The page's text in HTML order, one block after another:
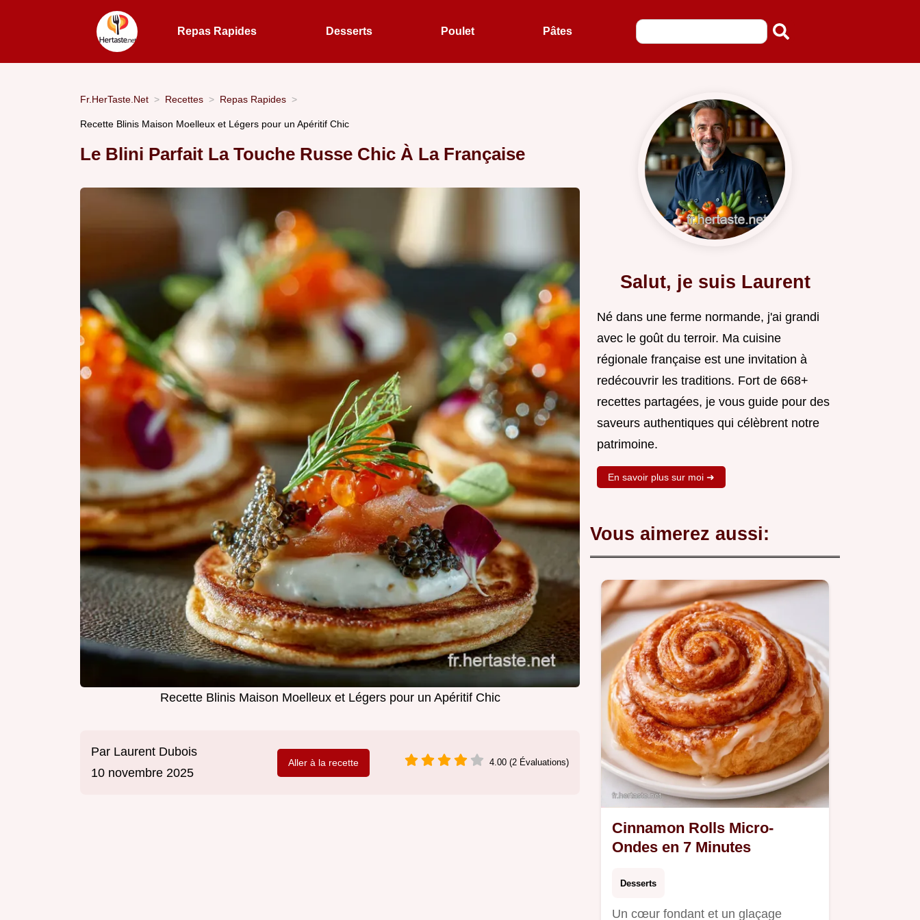
Repas Rapides Desserts Poulet Pâtes
Fr.HerTaste.Net Recettes Repas Rapides
Recette Blinis Maison Moelleux et Légers pour un Apéritif Chic
Le Blini Parfait La Touche Russe Chic À La Française
Recette Blinis Maison Moelleux et Légers pour un Apéritif Chic
Par Laurent Dubois
10 novembre 2025
Aller à la recette 4.00 (2 Évaluations)
Salut, je suis Laurent
Né dans une ferme normande, j'ai grandi
avec le goût du terroir. Ma cuisine
régionale française est une invitation à
redécouvrir les traditions. Fort de 668+
recettes partagées, je vous guide pour des
saveurs authentiques qui célèbrent notre
patrimoine.
En savoir plus sur moi ➜
Vous aimerez aussi:
Cinnamon Rolls Micro-
Ondes en 7 Minutes
Desserts
Un cœur fondant et un glaçage